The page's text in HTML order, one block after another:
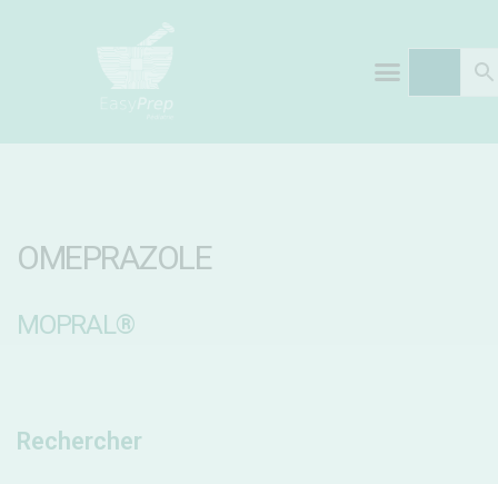
OMEPRAZOLE
MOPRAL®
Rechercher